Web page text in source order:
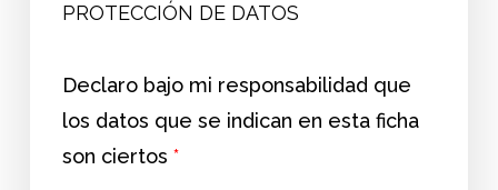
PROTECCIÓN DE DATOS
Declaro bajo mi responsabilidad que
los datos que se indican en esta ficha
son ciertos*